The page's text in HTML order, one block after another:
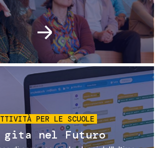
Immagine
PER LE SCUOLE
gita nel Futuro